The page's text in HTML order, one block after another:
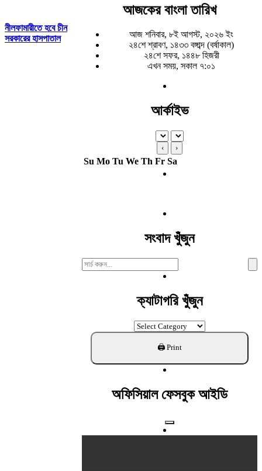
নীলফামারীতে হবে চীন
সরকারের হাসপাতাল
আজকের বাংলা তারিখ
আজ শনিবার, ৮ই আগস্ট, ২০২৬ ইং
২৪শে শ্রাবণ, ১৪৩৩ বঙ্গাব্দ (বর্ষাকাল)
২৪শে সফর, ১৪৪৮ হিজরী
এখন সময়, সকাল ৭:০১
আর্কাইভ
‹ ›
Su Mo Tu We Th Fr Sa
সংবাদ খুঁজুন
Search
For:
ক্যাটাগরি খুঁজুন
ক্যাটাগরি
খুঁজুন
অফিসিয়াল ফেসবুক আইডি